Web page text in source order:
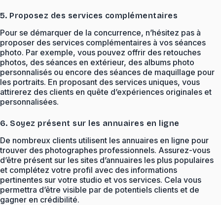
5. Proposez des services complémentaires
Pour se démarquer de la concurrence, n’hésitez pas à
proposer des services complémentaires à vos séances
photo. Par exemple, vous pouvez offrir des retouches
photos, des séances en extérieur, des albums photo
personnalisés ou encore des séances de maquillage pour
les portraits. En proposant des services uniques, vous
attirerez des clients en quête d’expériences originales et
personnalisées.
6. Soyez présent sur les annuaires en ligne
De nombreux clients utilisent les annuaires en ligne pour
trouver des photographes professionnels. Assurez-vous
d’être présent sur les sites d’annuaires les plus populaires
et complétez votre profil avec des informations
pertinentes sur votre studio et vos services. Cela vous
permettra d’être visible par de potentiels clients et de
gagner en crédibilité.